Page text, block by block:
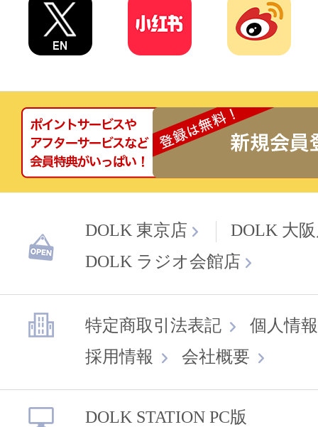
DOLK 東京店
DOLK 大
DOLK ラジオ会館店
特定商取引法表記
個人情
採用情報
会社概要
DOLK STATION PC版